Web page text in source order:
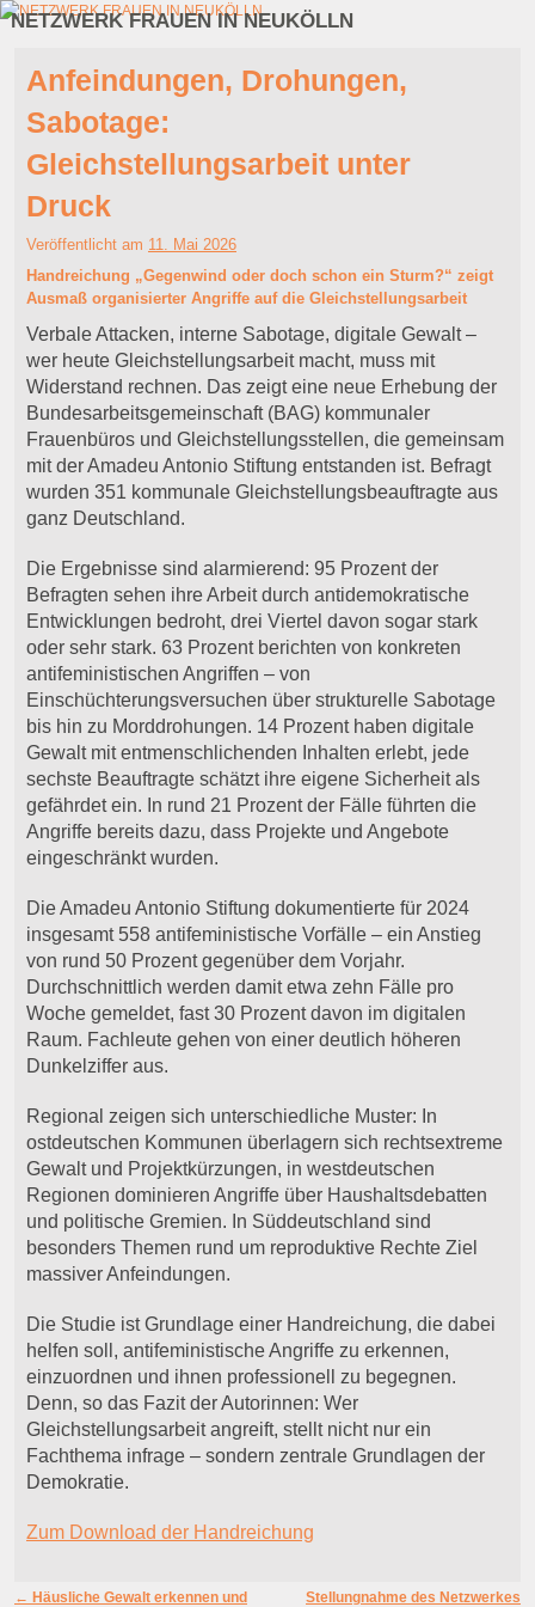
NETZWERK FRAUEN IN NEUKÖLLN
Zum Inhalt wechseln
Zum sekundären Inhalt wechseln
Anfeindungen, Drohungen,
Sabotage:
Gleichstellungsarbeit unter
Druck
Veröffentlicht am 11. Mai 2026
Handreichung „Gegenwind oder doch schon ein Sturm?“ zeigt
Ausmaß organisierter Angriffe auf die Gleichstellungsarbeit
Verbale Attacken, interne Sabotage, digitale Gewalt –
wer heute Gleichstellungsarbeit macht, muss mit
Widerstand rechnen. Das zeigt eine neue Erhebung der
Bundesarbeitsgemeinschaft (BAG) kommunaler
Frauenbüros und Gleichstellungsstellen, die gemeinsam
mit der Amadeu Antonio Stiftung entstanden ist. Befragt
wurden 351 kommunale Gleichstellungsbeauftragte aus
ganz Deutschland.
Die Ergebnisse sind alarmierend: 95 Prozent der
Befragten sehen ihre Arbeit durch antidemokratische
Entwicklungen bedroht, drei Viertel davon sogar stark
oder sehr stark. 63 Prozent berichten von konkreten
antifeministischen Angriffen – von
Einschüchterungsversuchen über strukturelle Sabotage
bis hin zu Morddrohungen. 14 Prozent haben digitale
Gewalt mit entmenschlichenden Inhalten erlebt, jede
sechste Beauftragte schätzt ihre eigene Sicherheit als
gefährdet ein. In rund 21 Prozent der Fälle führten die
Angriffe bereits dazu, dass Projekte und Angebote
eingeschränkt wurden.
Die Amadeu Antonio Stiftung dokumentierte für 2024
insgesamt 558 antifeministische Vorfälle – ein Anstieg
von rund 50 Prozent gegenüber dem Vorjahr.
Durchschnittlich werden damit etwa zehn Fälle pro
Woche gemeldet, fast 30 Prozent davon im digitalen
Raum. Fachleute gehen von einer deutlich höheren
Dunkelziffer aus.
Regional zeigen sich unterschiedliche Muster: In
ostdeutschen Kommunen überlagern sich rechtsextreme
Gewalt und Projektkürzungen, in westdeutschen
Regionen dominieren Angriffe über Haushaltsdebatten
und politische Gremien. In Süddeutschland sind
besonders Themen rund um reproduktive Rechte Ziel
massiver Anfeindungen.
Die Studie ist Grundlage einer Handreichung, die dabei
helfen soll, antifeministische Angriffe zu erkennen,
einzuordnen und ihnen professionell zu begegnen.
Denn, so das Fazit der Autorinnen: Wer
Gleichstellungsarbeit angreift, stellt nicht nur ein
Fachthema infrage – sondern zentrale Grundlagen der
Demokratie.
Zum Download der Handreichung
Artikelnavigation
← Häusliche Gewalt erkennen und Stellungnahme des Netzwerkes